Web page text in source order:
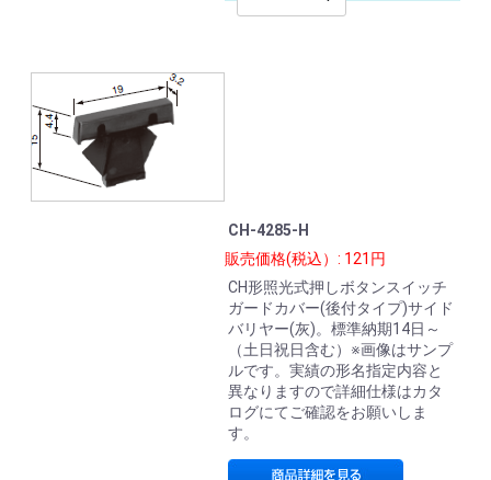
CH-4285-H
販売価格(税込）: 121円
CH形照光式押しボタンスイッチ
ガードカバー(後付タイプ)サイド
バリヤー(灰)。標準納期14日～
（土日祝日含む）※画像はサンプ
ルです。実績の形名指定内容と
異なりますので詳細仕様はカタ
ログにてご確認をお願いしま
す。